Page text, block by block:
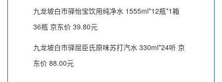
九龙坡白市驿怡宝饮用纯净水 1555ml*12瓶*1箱
36瓶 京东价 39.80元
九龙坡白市驿屈臣氏原味苏打汽水 330ml*24听 京
东价 88.00元